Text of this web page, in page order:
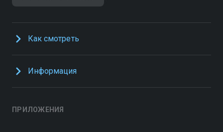
Как смотреть
Информация
ПРИЛОЖЕНИЯ